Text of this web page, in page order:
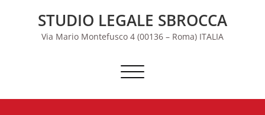
STUDIO LEGALE SBROCCA
Via Mario Montefusco 4 (00136 – Roma) ITALIA
Commuta navigazione